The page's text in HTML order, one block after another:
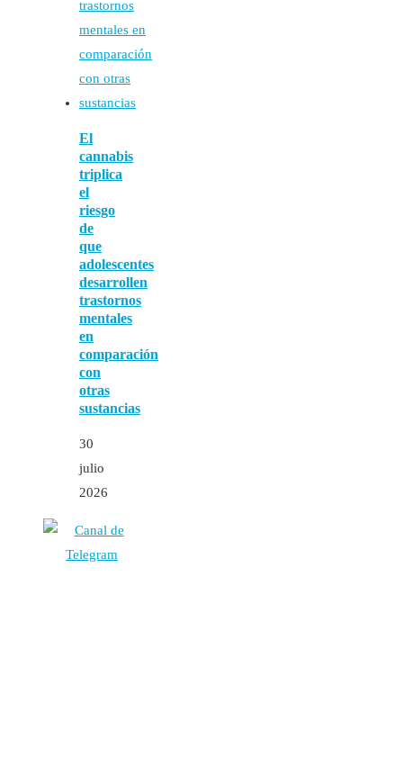
El
cannabis
triplica
el
riesgo
de
que
adolescentes
desarrollen
trastornos
mentales
en
comparación
con
otras
sustancias
30
julio
2026